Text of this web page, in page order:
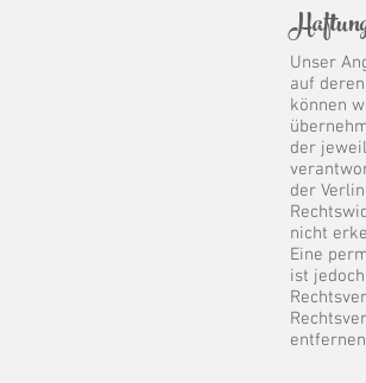
Unser
auf
können
der
der
nicht
Eine
ist